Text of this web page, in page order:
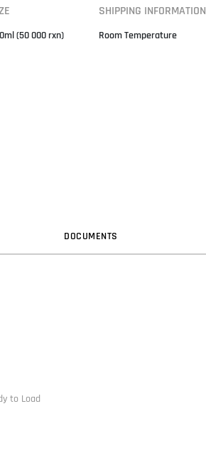
(50 000 rxn)
SHIPPING INFORMATION
Room Temperature
DOCUMENTS
to Load